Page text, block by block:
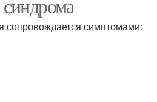
сопровождается симптомами: